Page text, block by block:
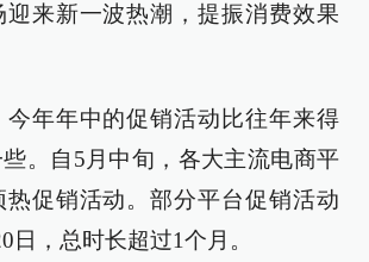
来新一波热潮，提振消费效果
今年年中的促销活动比往年来得
。自5月中旬，各大主流电商平
热促销活动。部分平台促销活动
日，总时长超过1个月。